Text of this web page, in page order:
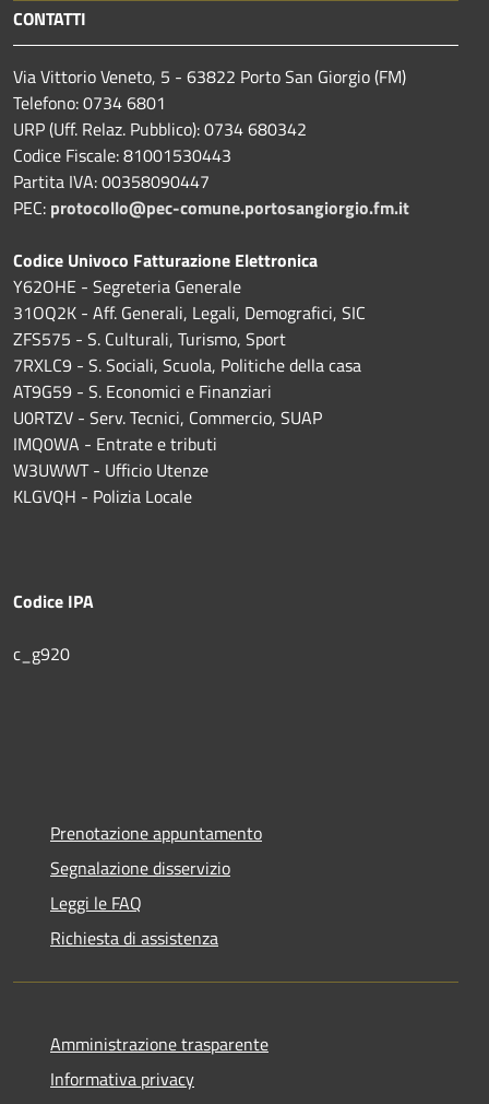
CONTATTI
Via Vittorio Veneto, 5 - 63822 Porto San Giorgio (FM)
Telefono: 0734 6801
URP (Uff. Relaz. Pubblico): 0734 680342
Codice Fiscale: 81001530443
Partita IVA: 00358090447
PEC: protocollo@pec-comune.portosangiorgio.fm.it
Codice Univoco Fatturazione Elettronica
Y62OHE - Segreteria Generale
31OQ2K - Aff. Generali, Legali, Demografici, SIC
ZFS575 - S. Culturali, Turismo, Sport
7RXLC9 - S. Sociali, Scuola, Politiche della casa
AT9G59 - S. Economici e Finanziari
U0RTZV - Serv. Tecnici, Commercio, SUAP
IMQ0WA - Entrate e tributi
W3UWWT - Ufficio Utenze
KLGVQH - Polizia Locale
Codice IPA
c_g920
Prenotazione appuntamento
Segnalazione disservizio
Leggi le FAQ
Richiesta di assistenza
Amministrazione trasparente
Informativa privacy